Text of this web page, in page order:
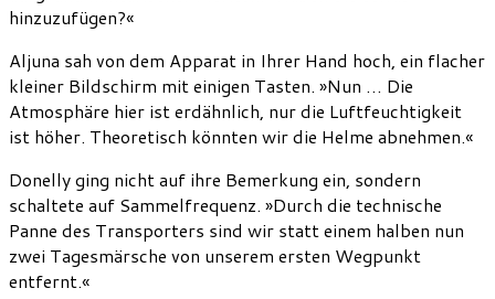
hinzuzufügen?«
Aljuna sah von dem Apparat in Ihrer Hand hoch, ein flacher
kleiner Bildschirm mit einigen Tasten. »Nun … Die
Atmosphäre hier ist erdähnlich, nur die Luftfeuchtigkeit
ist höher. Theoretisch könnten wir die Helme abnehmen.«
Donelly ging nicht auf ihre Bemerkung ein, sondern
schaltete auf Sammelfrequenz. »Durch die technische
Panne des Transporters sind wir statt einem halben nun
zwei Tagesmärsche von unserem ersten Wegpunkt
entfernt.«